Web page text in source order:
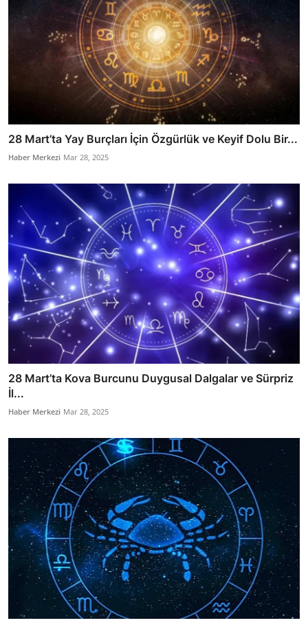
28 Mart’ta Yay Burçları İçin Özgürlük ve Keyif Dolu Bir...
Haber Merkezi Mar 28, 2025
28 Mart’ta Kova Burcunu Duygusal Dalgalar ve Sürpriz
İl...
Haber Merkezi Mar 28, 2025